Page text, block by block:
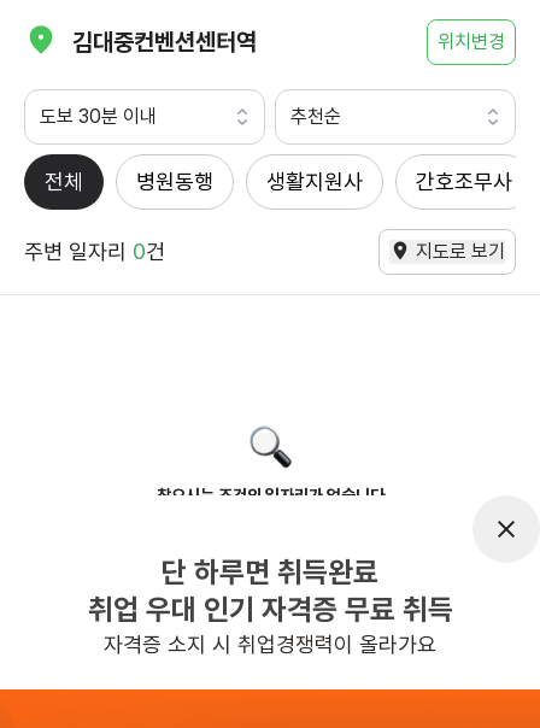
김대중컨벤션센터역 위치변경
도보 30분 이내 추천순
전체 병원동행 생활지원사 간호조무사
주변 일자리 0건 지도로 보기
찾으시는 조건의 일자리가 없습니다
반경 3KM 이내의 일자리 확인하기
단 하루면 취득완료
취업 우대 인기 자격증 무료 취득
자격증 소지 시 취업경쟁력이 올라가요